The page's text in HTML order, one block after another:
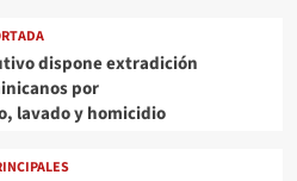
dispone extradición
por
lavado y homicidio